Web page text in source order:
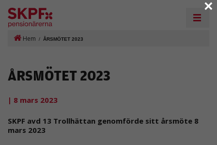
Hem / ÅRSMÖTET 2023
ÅRSMÖTET 2023
| 8 mars 2023
SKPF avd 13 Trollhättan genomförde sitt årsmöte 8
mars 2023
×